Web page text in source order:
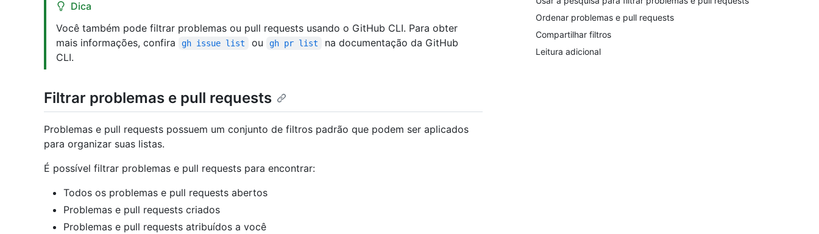
Ordenar problemas e pull requests
Compartilhar filtros
Leitura adicional
Dica
Você também pode filtrar problemas ou pull requests usando o GitHub CLI. Para obter
mais informações, confira
gh issue list ou gh pr list
na documentação da GitHub
CLI.
Filtrar problemas e pull requests
Problemas e pull requests possuem um conjunto de filtros padrão que podem ser aplicados
para organizar suas listas.
É possível filtrar problemas e pull requests para encontrar:
Todos os problemas e pull requests abertos
Problemas e pull requests criados
Problemas e pull requests atribuídos a você